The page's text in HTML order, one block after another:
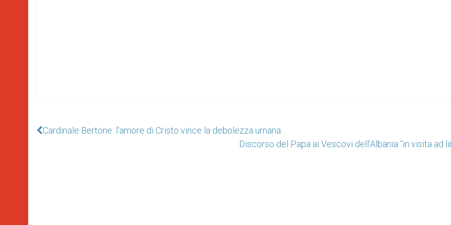
Cardinale Bertone: l'amore di Cristo vince la debolezza umana
Discorso del Papa ai Vescovi dell'Albania “in visita ad